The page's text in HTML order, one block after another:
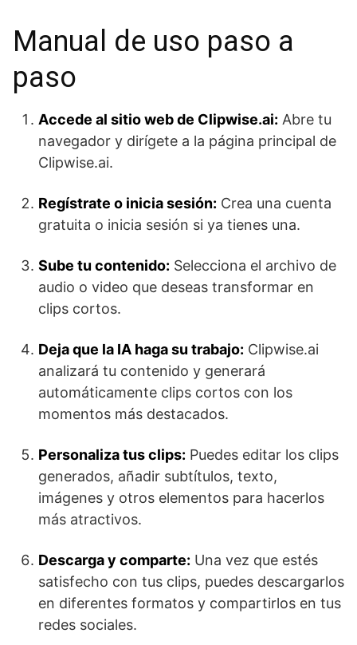
Manual de uso paso a
paso
Accede al sitio web de Clipwise.ai: Abre tu
navegador y dirígete a la página principal de
Clipwise.ai.
Regístrate o inicia sesión: Crea una cuenta
gratuita o inicia sesión si ya tienes una.
Sube tu contenido: Selecciona el archivo de
audio o video que deseas transformar en
clips cortos.
Deja que la IA haga su trabajo: Clipwise.ai
analizará tu contenido y generará
automáticamente clips cortos con los
momentos más destacados.
Personaliza tus clips: Puedes editar los clips
generados, añadir subtítulos, texto,
imágenes y otros elementos para hacerlos
más atractivos.
Descarga y comparte: Una vez que estés
satisfecho con tus clips, puedes descargarlos
en diferentes formatos y compartirlos en tus
redes sociales.